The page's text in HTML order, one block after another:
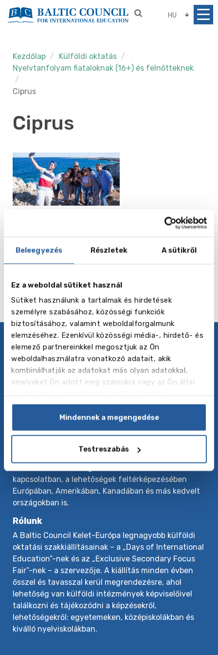
Beleegyezés Részletek A sütikről
Ez a weboldal sütiket használ
Sütiket használunk a tartalmak és hirdetések
személyre szabásához, közösségi funkciók
biztosításához, valamint weboldalforgalmunk
elemzéséhez. Ezenkívül közösségi média-, hirdető- és
elemező partnereinkkel megosztjuk az Ön
weboldalhasználatra vonatkozó adatait, akik
kombinálhatják az adatokat más olyan adatokkal,
amelyeket Ön adott meg számukra vagy az Ön által
Mindennek a megengedése
Testreszabás
HU
Kezdőlap
Külföldi oktatás
Nyelvtanfolyam fiataloknak (16+) és felnőtteknek
Ciprus
Ciprus
English in Cyprus (Bayswater)
-tól 275 EUR
Tovább olvasok
Adatvédelmi irányelvek
Kövess minket
és kelet Európa vezető külföldi oktatási
ügynöksége, amely különféle külföldi tanulmányi
programokat kínál – a nyelvtanfolyamoktól és nyári
táboroktól a közép- és felsőoktatásig. Éves szinten
kapcsolatban, a lehetőségek feltérképezésében
Európában, Amerikában, Kanadában és más kedvelt
országokban is.
Rólunk
A Baltic Council Kelet-Európa legnagyobb külföldi
oktatási szakkiállításainak – a „Days of International
Education”-nek és az „Exclusive Secondary Focus
Fair”-nek – a szervezője. A kiállítás minden évben
ősszel és tavasszal kerül megrendezésre, ahol
lehetőség van külföldi intézmények képviselőivel
találkozni és tájékozódni a képzésekről,
lehetőségekről: egyetemeken, középiskolákban és
kiválló nyelviskolákban.